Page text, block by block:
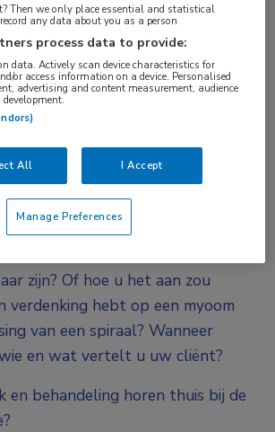
2022
heeft deze
plaats gevonden. Uitzending
de webcast nu on demand
afgevraagd hoe u het beste
zijn? Of hoe u het aan zou
verdenking hebt op een myoom
van een spiraal? Wanneer
en wat vertelt u uw cliënt?
en behandeling horen thuis bij de
Then we only place essential and statistical
any data about you as a person
process data to provide:
data. Actively scan device characteristics for
or access information on a device. Personalised
advertising and content measurement, audience
development.
All I Accept
Manage Preferences